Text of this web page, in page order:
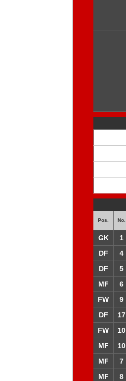
Pos. No.
GK 1
DF
4
DF
5
MF
6
FW
9
DF
17
FW
10
MF
10
MF
7
MF
8